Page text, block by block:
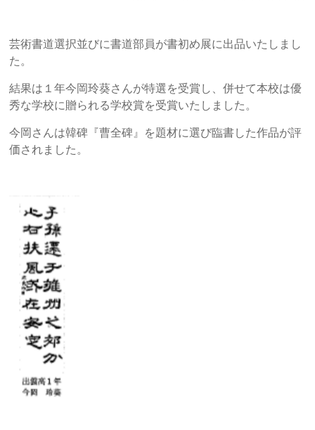
芸術書道選択並びに書道部員が書初め展に出品いたしまし
た。
結果は１年今岡玲葵さんが特選を受賞し、併せて本校は優
秀な学校に贈られる学校賞を受賞いたしました。
今岡さんは韓碑『曹全碑』を題材に選び臨書した作品が評
価されました。